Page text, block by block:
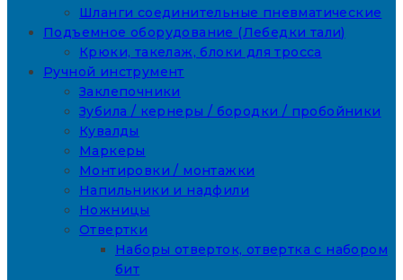
Шланги соединительные пневматические
Подъемное оборудование (Лебедки тали)
Крюки, такелаж, блоки для тросса
Ручной инструмент
Заклепочники
Зубила / кернеры / бородки / пробойники
Кувалды
Маркеры
Монтировки / монтажки
Напильники и надфили
Ножницы
Отвертки
Наборы отверток, отвертка с набором
бит